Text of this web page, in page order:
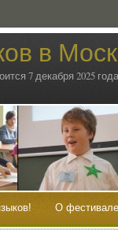
в
7 декабря 2025
О